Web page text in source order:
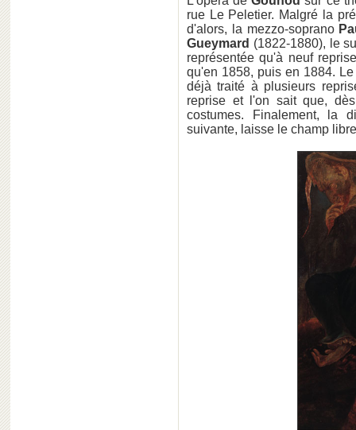
rue Le Peletier. Malgré la
d'alors, la mezzo-soprano
Gueymard (1822-1880), le
représentée qu'à neuf
qu'en 1858, puis en 1884.
déjà traité à plusieurs
reprise et l'on sait que,
costumes. Finalement, la
suivante, laisse le champ